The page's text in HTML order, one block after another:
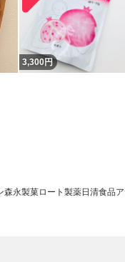
3,300円
森永製菓ロート製薬日清食品